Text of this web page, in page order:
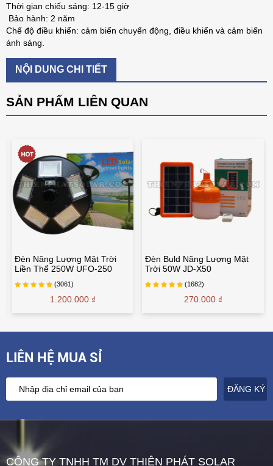
Thời gian chiếu sáng: 12-15 giờ
Bảo hành: 2 năm
Chế độ điều khiển: cảm biến chuyển động, điều khiển và cảm biến
ánh sáng.
NỘI DUNG CHI TIẾT
SẢN PHẨM LIÊN QUAN
Đèn Năng Lượng Mặt Trời
Liền Thể 250W UFO-250
(3061)
1.200.000 ₫
Đèn Buld Năng Lượng Mặt
Trời 50W JD-X50
(1682)
270.000 ₫
LIÊN HỆ MUA SỈ
CÔNG TY TNHH TM DV THIÊN PHÁT SOLAR